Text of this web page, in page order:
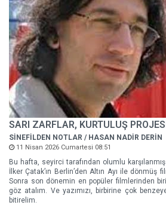
SARI ZARFLAR, KURTULUŞ
SİNEFİLDEN NOTLAR / HASAN NADİR DERİN
11 Nisan 2026 Cumartesi 08:51
Bu hafta, seyirci tarafından olumlu
İlker Çatak’ın Berlin’den Altın Ayı ile dönmüş
Sonra son dönemin en popüler filmlerinden
göz atalım. Ve yazımızı, birbirine çok
bitirelim.